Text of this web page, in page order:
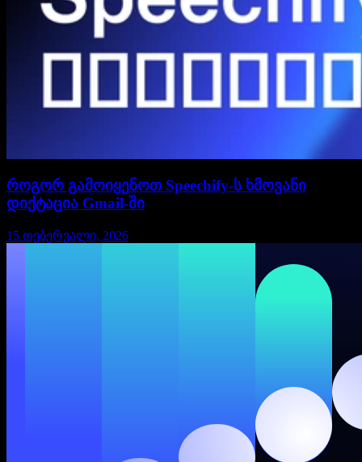
როგორ გამოიყენოთ Speechify-ს ხმოვანი
დიქტაცია Gmail-ში
15 თებერვალი, 2026